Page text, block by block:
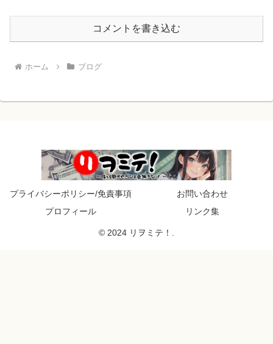
コメントを書き込む
ホーム ブログ
プライバシーポリシー/免責事項
お問い合わせ
プロフィール
リンク集
© 2024 リヲミテ！.